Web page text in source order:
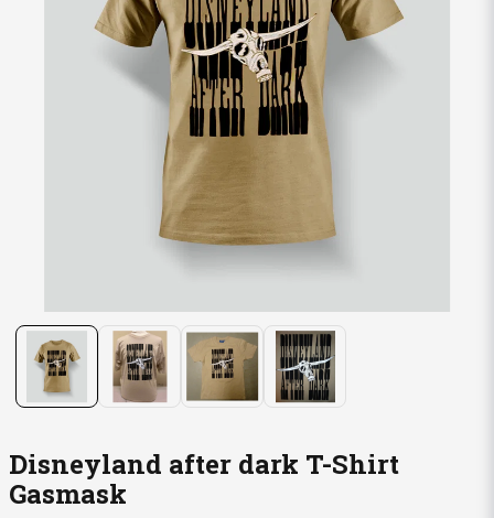
Disneyland after dark T-Shirt
Gasmask